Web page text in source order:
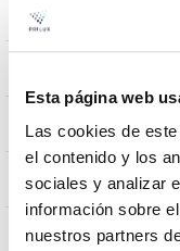
Esta página web
Las cookies de
el contenido y los
sociales y analizar
información sobre
nuestros partners
Linkable
Power supply
Lighting